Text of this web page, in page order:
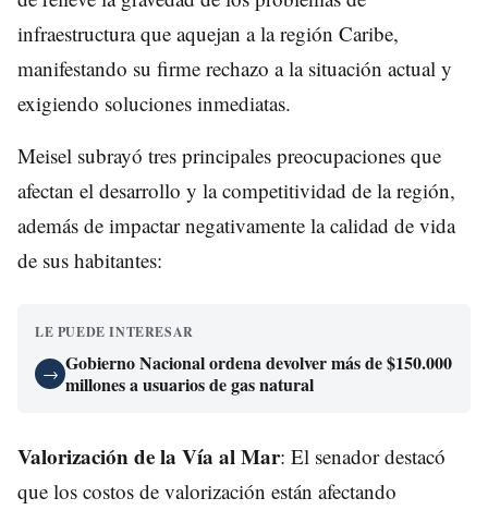
infraestructura que aquejan a la región Caribe,
manifestando su firme rechazo a la situación actual y
exigiendo soluciones inmediatas.
Meisel subrayó tres principales preocupaciones que
afectan el desarrollo y la competitividad de la región,
además de impactar negativamente la calidad de vida
de sus habitantes:
LE PUEDE INTERESAR
→ Gobierno Nacional ordena devolver más de $150.000
millones a usuarios de gas natural
Valorización de la Vía al Mar: El senador destacó
que los costos de valorización están afectando